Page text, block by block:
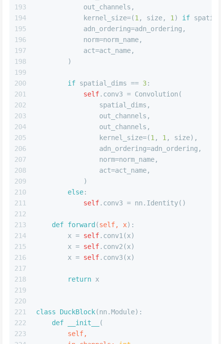
193
194
195
196
197
198
199
200
201
202
203
204
205
206
207
208
209
210
211
212
213
214
215
216
217
218
219
220
221
222
223
            out_channels,
            kernel_size=(
1 , size, 1 ) if
            adn_ordering=adn_ordering,
            norm=norm_name,
            act=act_name,
        )
if spatial_dims == 3:
self.conv3 = Convolution(
                spatial_dims,
                out_channels,
                out_channels,
                kernel_size=(
1 , 1 , size),
                adn_ordering=adn_ordering,
                norm=norm_name,
                act=act_name,
            )
else:
self.conv3 = nn.Identity()
def forward (self, x):
        x =
self.conv1(x)
        x =
self.conv2(x)
        x =
self.conv3(x)
return x
class DuckBlock(nn.Module):
def
__init__
(
        self,